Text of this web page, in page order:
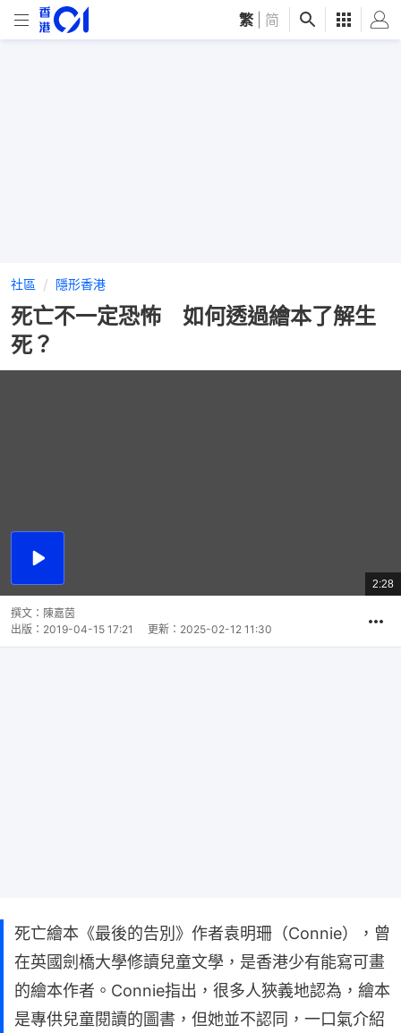
繁 简
社區 隱形香港
死亡不一定恐怖 如何透過繪本了解生
死？
播
總
共
2:28
撰文： 陳嘉茵
出版： 2019-04-15 17:21 更新： 2025-02-12 11:30
死亡繪本《最後的告別》作者袁明珊（Connie），曾
在英國劍橋大學修讀兒童文學，是香港少有能寫可畫
的繪本作者。Connie指出，很多人狹義地認為，繪本
是專供兒童閱讀的圖書，但她並不認同，一口氣介紹